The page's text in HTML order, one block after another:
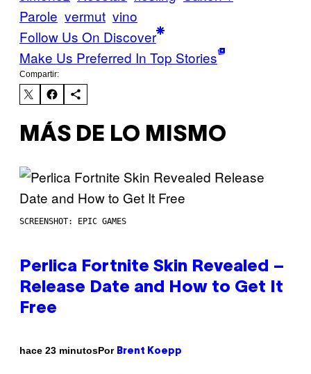
Parole vermut vino
Follow Us On Discover
Make Us Preferred In Top Stories
Compartir:
MÁS DE LO MISMO
SCREENSHOT: EPIC GAMES
Perlica Fortnite Skin Revealed –
Release Date and How to Get It
Free
hace 23 minutosPor Brent Koepp